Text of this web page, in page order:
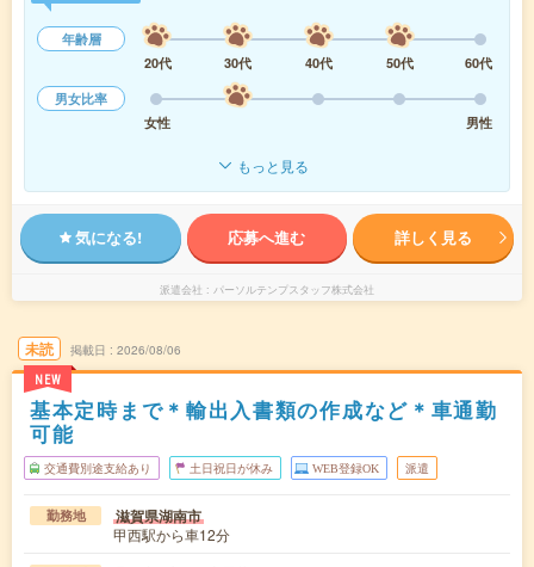
年齢層
20代
30代 40代 50代
60代
男女比率
女性
男性
もっと見る
気になる! 応募へ進む 詳しく見る
派遣会社 パーソルテンプスタッフ株式会社
未読
NEW
掲載日 2026/08/06
基本定時まで＊輸出入書類の作成など＊車通勤
可能
交通費別途支給あり 土日祝日が休み WEB登録OK 派遣
勤務地 滋賀県湖南市
甲西駅から車12分